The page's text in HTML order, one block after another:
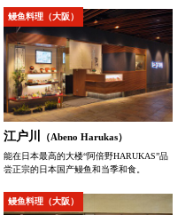
鳗鱼料理（大阪）
江户川 （Abeno Harukas）
能在日本最高的大楼“阿倍野HARUKAS”品
尝正宗的日本国产鳗鱼和当季和食。
鳗鱼料理（大阪）